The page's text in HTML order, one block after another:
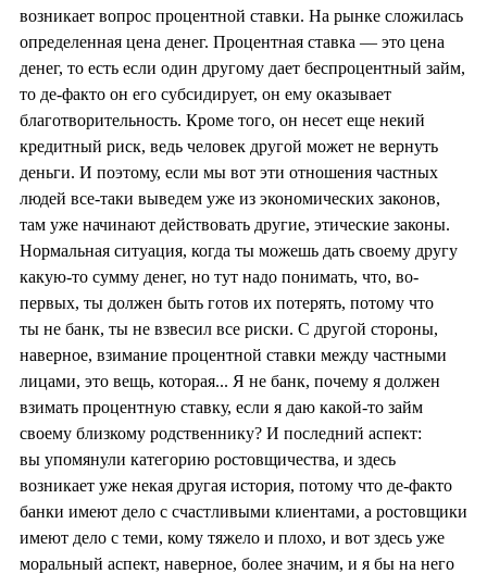
возникает вопрос процентной ставки. На рынке сложилась
определенная цена денег. Процентная ставка — это цена
денег, то есть если один другому дает беспроцентный займ,
то де-факто он его субсидирует, он ему оказывает
благотворительность. Кроме того, он несет еще некий
кредитный риск, ведь человек другой может не вернуть
деньги. И поэтому, если мы вот эти отношения частных
людей все-таки выведем уже из экономических законов,
там уже начинают действовать другие, этические законы.
Нормальная ситуация, когда ты можешь дать своему другу
какую-то сумму денег, но тут надо понимать, что, во-
первых, ты должен быть готов их потерять, потому что
ты не банк, ты не взвесил все риски. С другой стороны,
наверное, взимание процентной ставки между частными
лицами, это вещь, которая... Я не банк, почему я должен
взимать процентную ставку, если я даю какой-то займ
своему близкому родственнику? И последний аспект:
вы упомянули категорию ростовщичества, и здесь
возникает уже некая другая история, потому что де-факто
банки имеют дело с счастливыми клиентами, а ростовщики
имеют дело с теми, кому тяжело и плохо, и вот здесь уже
моральный аспект, наверное, более значим, и я бы на него